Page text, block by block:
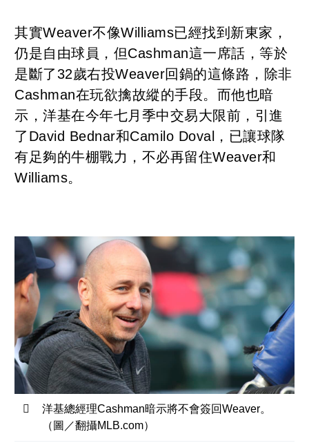
其實Weaver不像Williams已經找到新東家，
仍是自由球員，但Cashman這一席話，等於
是斷了32歲右投Weaver回鍋的這條路，除非
Cashman在玩欲擒故縱的手段。而他也暗
示，洋基在今年七月季中交易大限前，引進
了David Bednar和Camilo Doval，已讓球隊
有足夠的牛棚戰力，不必再留住Weaver和
Williams。
洋基總經理Cashman暗示將不會簽回Weaver。
（圖／翻攝MLB.com）